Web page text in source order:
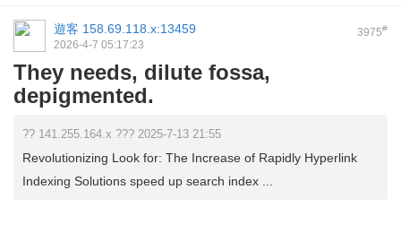
3975#
遊客 158.69.118.x:13459
2026-4-7 05:17:23
They needs, dilute fossa,
depigmented.
?? 141.255.164.x ??? 2025-7-13 21:55
Revolutionizing Look for: The Increase of Rapidly Hyperlink
Indexing Solutions speed up search index ...